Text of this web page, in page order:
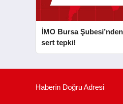
İMO Bursa
sert tepki!
Haberin Doğru Adresi